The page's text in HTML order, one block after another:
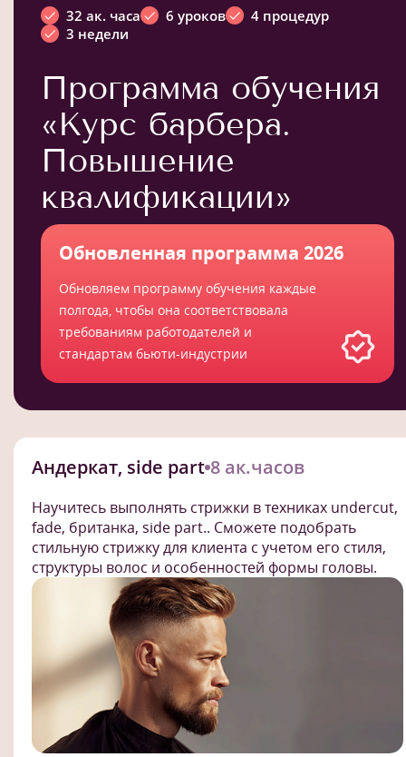
32 ак. часа 6 уроков
4 процедур
3 недели
Программа обучения
«Курс барбера.
Повышение
квалификации»
Обновленная программа 2026
Обновляем программу обучения каждые
полгода, чтобы она соответствовала
требованиям работодателей и
стандартам бьюти-индустрии
Андеркат, side part 8 ак.часов
Научитесь выполнять стрижки в техниках undercut,
fade, британка, side part.. Сможете подобрать
стильную стрижку для клиента с учетом его стиля,
структуры волос и особенностей формы головы.